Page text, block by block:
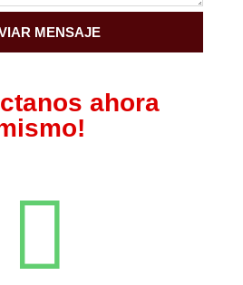
MENSAJE
ahora